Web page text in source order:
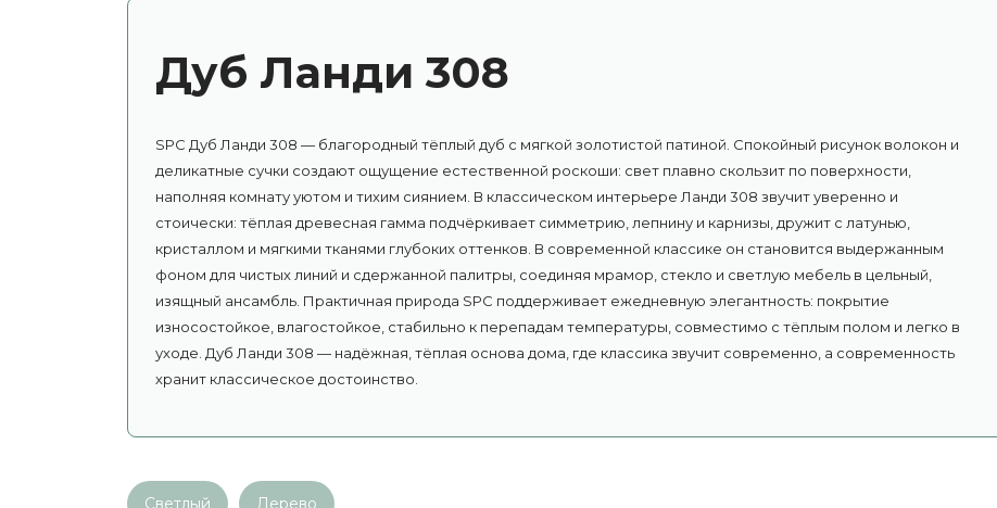
Дуб Ланди 308
SPC Дуб Ланди 308 — благородный тёплый дуб с мягкой золотистой патиной. Спокойный рисунок волокон и
деликатные сучки создают ощущение естественной роскоши: свет плавно скользит по поверхности,
наполняя комнату уютом и тихим сиянием. В классическом интерьере Ланди 308 звучит уверенно и
стоически: тёплая древесная гамма подчёркивает симметрию, лепнину и карнизы, дружит с латунью,
кристаллом и мягкими тканями глубоких оттенков. В современной классике он становится выдержанным
фоном для чистых линий и сдержанной палитры, соединяя мрамор, стекло и светлую мебель в цельный,
изящный ансамбль. Практичная природа SPC поддерживает ежедневную элегантность: покрытие
износостойкое, влагостойкое, стабильно к перепадам температуры, совместимо с тёплым полом и легко в
уходе. Дуб Ланди 308 — надёжная, тёплая основа дома, где классика звучит современно, а современность
хранит классическое достоинство.
Светлый Дерево